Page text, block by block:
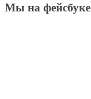
Мы на фейсбуке